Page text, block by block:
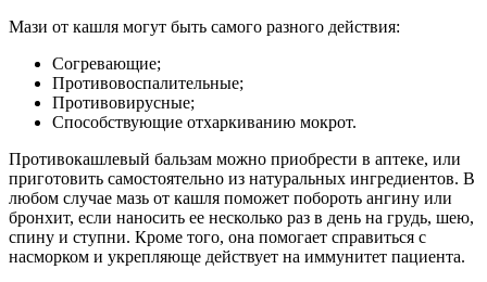
Мази от кашля могут быть самого разного действия:
Согревающие;
Противовоспалительные;
Противовирусные;
Способствующие отхаркиванию мокрот.
Противокашлевый бальзам можно приобрести в аптеке, или
приготовить самостоятельно из натуральных ингредиентов. В
любом случае мазь от кашля поможет побороть ангину или
бронхит, если наносить ее несколько раз в день на грудь, шею,
спину и ступни. Кроме того, она помогает справиться с
насморком и укрепляюще действует на иммунитет пациента.